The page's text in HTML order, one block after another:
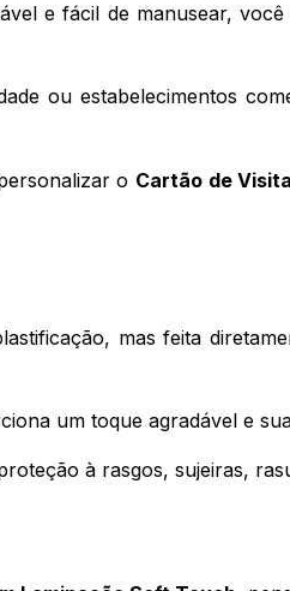
e fácil de manusear,
ou estabelecimentos
o Cartão de
mas feita
um toque agradável e
à rasgos, sujeiras,